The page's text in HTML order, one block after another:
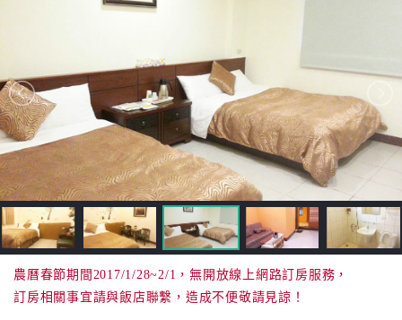
訂
房
直
接
跟
飯
店
訂
房
HOT
農曆春節期間2017/1/28~2/1，無開放線上網路訂房服務，
訂房相關事宜請與飯店聯繫，造成不便敬請見諒！